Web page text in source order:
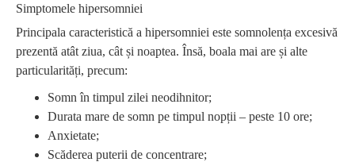
Simptomele hipersomniei
Principala caracteristică a hipersomniei este somnolența excesivă
prezentă atât ziua, cât și noaptea. Însă, boala mai are și alte
particularități, precum:
Somn în timpul zilei neodihnitor;
Durata mare de somn pe timpul nopții – peste 10 ore;
Anxietate;
Scăderea puterii de concentrare;